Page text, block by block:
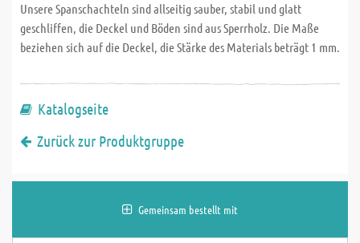
Unsere Spanschachteln sind allseitig sauber, stabil und glatt
geschliffen, die Deckel und Böden sind aus Sperrholz. Die Maße
beziehen sich auf die Deckel, die Stärke des Materials beträgt 1 mm.
Katalogseite
Zurück zur Produktgruppe
Gemeinsam bestellt mit